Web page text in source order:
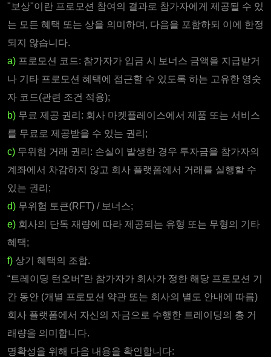
"보상"이란 프로모션 참여의 결과로 참가자에게 제공될 수 있
는 모든 혜택 또는 상을 의미하며, 다음을 포함하되 이에 한정
되지 않습니다.
a) 프로모션 코드: 참가자가 입금 시 보너스 금액을 지급받거
나 기타 프로모션 혜택에 접근할 수 있도록 하는 고유한 영숫
자 코드(관련 조건 적용);
b) 무료 제공 권리: 회사 마켓플레이스에서 제품 또는 서비스
를 무료로 제공받을 수 있는 권리;
c) 무위험 거래 권리: 손실이 발생한 경우 투자금을 참가자의
계좌에서 차감하지 않고 회사 플랫폼에서 거래를 실행할 수
있는 권리;
d) 무위험 토큰(RFT) / 보너스;
e) 회사의 단독 재량에 따라 제공되는 유형 또는 무형의 기타
혜택;
f) 상기 혜택의 조합.
“트레이딩 턴오버”란 참가자가 회사가 정한 해당 프로모션 기
간 동안 (개별 프로모션 약관 또는 회사의 별도 안내에 따름)
회사 플랫폼에서 자신의 자금으로 수행한 트레이딩의 총 거
래량을 의미합니다.
명확성을 위해 다음 내용을 확인합니다: